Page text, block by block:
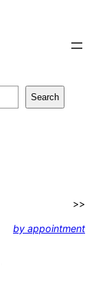
Search
>>
by appointment